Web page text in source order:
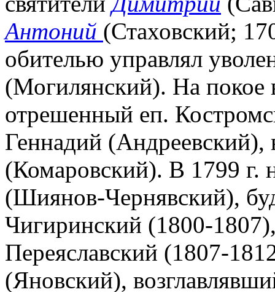
Антоний (Стаховский;
обителью управлял
(Могилянский). На
отрешенный еп.
Геннадий (Андреевский),
(Комаровский). В 1799 г.
(Шиянов-Чернявский),
Чигиринский (1800-
Переяславский (1807-
(Яновский),